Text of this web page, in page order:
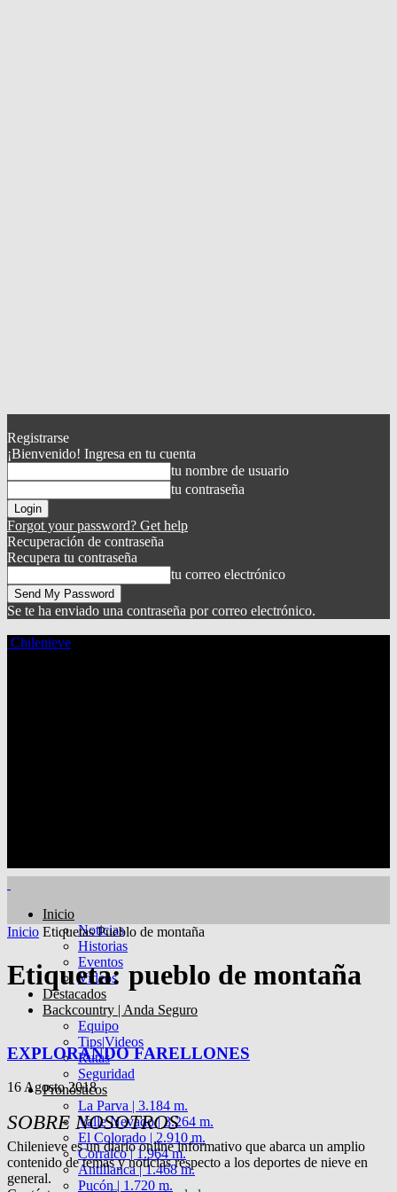
Registrarse
¡Bienvenido! Ingresa en tu cuenta
tu nombre de usuario
tu contraseña
Forgot your password? Get help
Recuperación de contraseña
Recupera tu contraseña
tu correo electrónico
Se te ha enviado una contraseña por correo electrónico.
Chilenieve
Inicio
Noticias
Historias
Eventos
Videos
Destacados
Backcountry | Anda Seguro
Equipo
Tips|Videos
Rutas
Seguridad
Pronósticos
La Parva | 3.184 m.
Valle Nevado | 3.264 m.
El Colorado | 2.910 m.
Corralco | 1.964 m.
Antillanca | 1.468 m.
Pucón | 1.720 m.
Inicio Etiquetas Pueblo de montaña
Etiqueta: pueblo de montaña
EXPLORANDO FARELLONES
16 Agosto 2018
SOBRE NOSOTROS
Chilenieve es un diario online informativo que abarca un amplio
contenido de temas y noticias respecto a los deportes de nieve en
general.